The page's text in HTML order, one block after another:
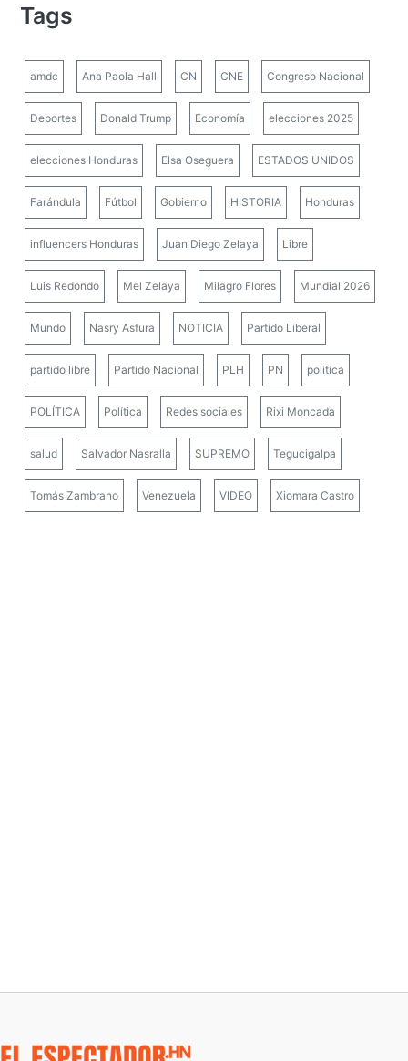
Tags
amdc Ana Paola Hall CN CNE Congreso Nacional
Deportes Donald Trump Economía elecciones 2025
elecciones Honduras Elsa Oseguera ESTADOS UNIDOS
Farándula Fútbol Gobierno HISTORIA Honduras
influencers Honduras Juan Diego Zelaya Libre
Luis Redondo Mel Zelaya Milagro Flores Mundial 2026
Mundo Nasry Asfura NOTICIA Partido Liberal
partido libre Partido Nacional PLH PN politica
POLÍTICA Política Redes sociales Rixi Moncada
salud Salvador Nasralla SUPREMO Tegucigalpa
Tomás Zambrano Venezuela VIDEO Xiomara Castro